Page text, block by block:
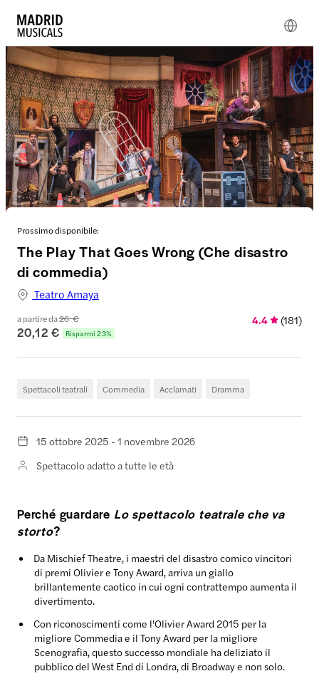
Prossimo disponibile:
The Play That Goes Wrong (Che disastro
di commedia)
Teatro Amaya
a partire da26 €
20,12 € Risparmi 23%
4.4 (181)
Spettacoli teatrali Commedia Acclamati Dramma
15 ottobre 2025 - 1 novembre 2026
Spettacolo adatto a tutte le età
Perché guardare Lo spettacolo teatrale che va
storto?
Da Mischief Theatre, i maestri del disastro comico vincitori
di premi Olivier e Tony Award, arriva un giallo
brillantemente caotico in cui ogni contrattempo aumenta il
divertimento.
Con riconoscimenti come l'Olivier Award 2015 per la
migliore Commedia e il Tony Award per la migliore
Scenografia, questo successo mondiale ha deliziato il
pubblico del West End di Londra, di Broadway e non solo.